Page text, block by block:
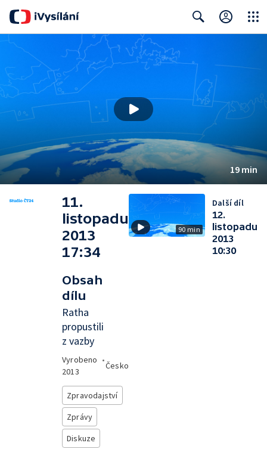
19 min
11.
listopadu
2013
17:34
Obsah
dílu
Ratha
propustili
z vazby
Vyrobeno
2013
•
Česko
Zpravodajství
Zprávy
Diskuze
90 min
Další díl
12.
listopadu
2013
10:30